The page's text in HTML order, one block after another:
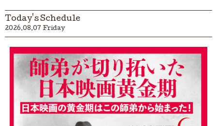
Today's Schedule
2026.08.07 Friday